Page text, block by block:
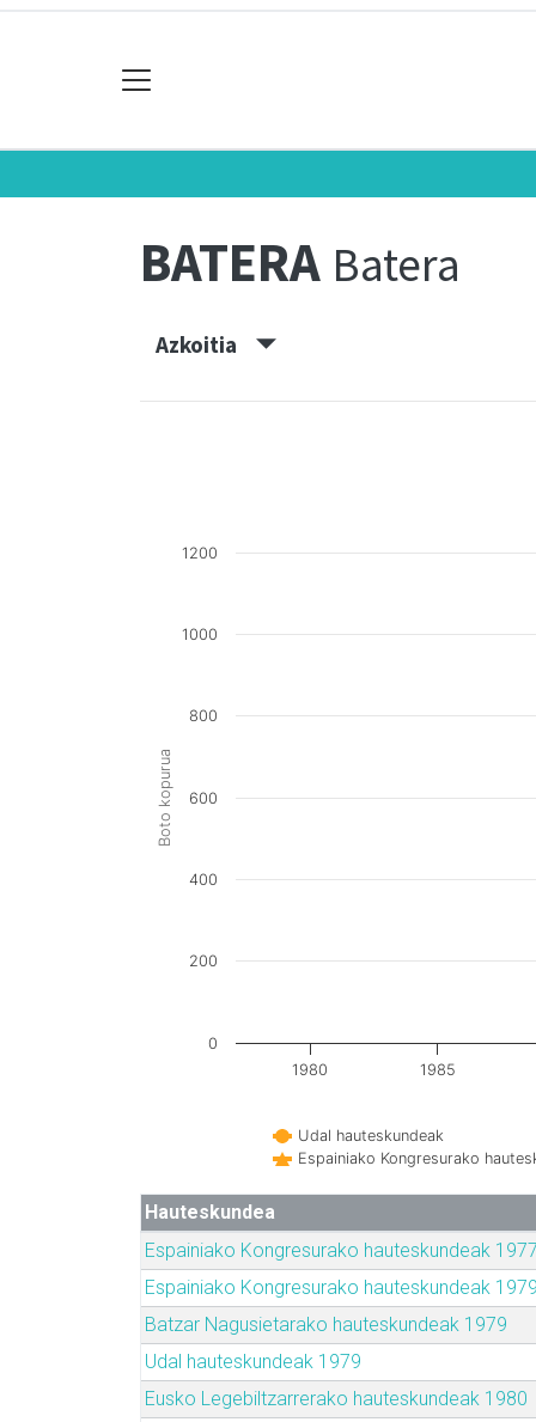
BATERA Batera
Azkoitia
Boto kopurua
Udal hauteskundeak
Espainiako Kongresurako
1980 1985
0
200
400
600
800
1000
1200
Hauteskundea
Espainiako Kongresurako hauteskundeak 1977
Espainiako Kongresurako hauteskundeak 1979
Batzar Nagusietarako hauteskundeak 1979
Udal hauteskundeak 1979
Eusko Legebiltzarrerako hauteskundeak 1980